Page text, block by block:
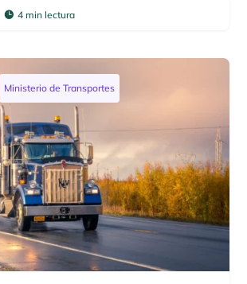
 4 min lectura
Ministerio de Transportes